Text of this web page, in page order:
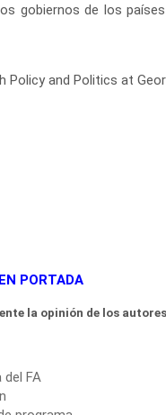
gobiernos de los
and Politics at
PORTADA
la opinión de los
FA